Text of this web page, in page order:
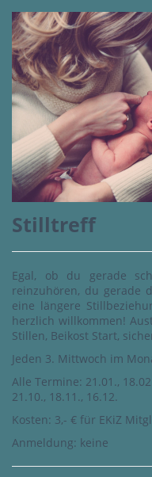
Stilltreff
Egal, ob du gerade
reinzuhören, du gerade
eine längere
herzlich willkommen!
Stillen, Beikost Start,
Jeden 3. Mittwoch im
Alle Termine: 21.01.,
21.10., 18.11., 16.12.
Kosten: 3,- € für EKiZ
Anmeldung: keine